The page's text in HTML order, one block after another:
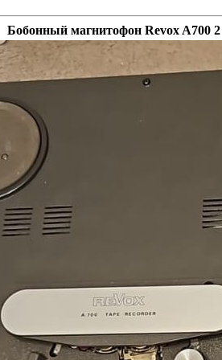
Бобонный магнитофон Revox A700 2